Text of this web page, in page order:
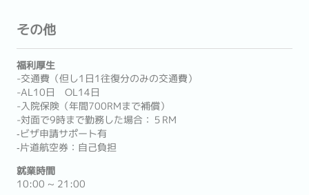
その他
福利厚生
-交通費（但し1日1往復分のみの交通費）
-AL10日 OL14日
-入院保険（年間700RMまで補償）
-対面で9時まで勤務した場合：５RM
‐ビザ申請サポート有
‐片道航空券：自己負担
就業時間
10:00 ~ 21:00